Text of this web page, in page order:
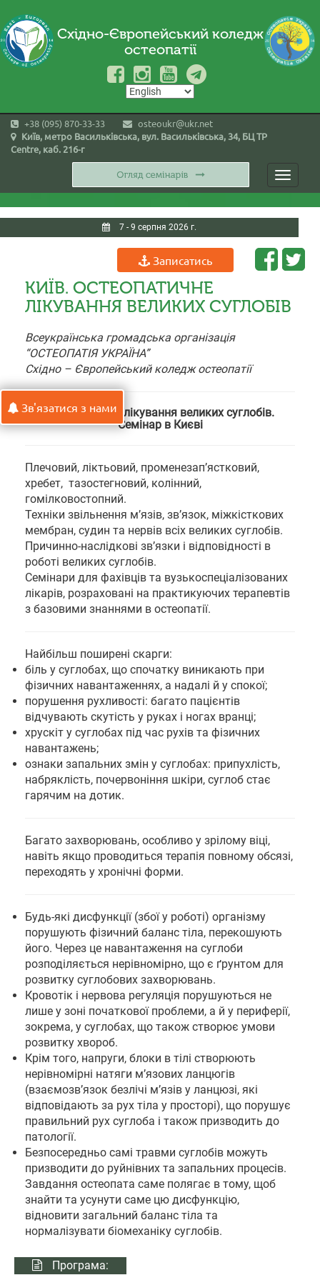
Східно-Європейський коледж
остеопатії
+38 (095) 870-33-33
osteoukr@ukr.net
Київ, метро Васильківська, вул. Васильківська, 34, БЦ TP
Centre, каб. 216-г
Toggle
7 - 9 серпня 2026 г.
Записатись
КИЇВ. ОСТЕОПАТИЧНЕ
ЛІКУВАННЯ ВЕЛИКИХ СУГЛОБІВ
Всеукраїнська громадська організація
“ОСТЕОПАТІЯ УКРАЇНА”
Східно – Європейський коледж остеопатії
Остеопатичне лікування великих суглобів.
Семінар в Києві
Плечовий, ліктьовий, променезап’ястковий,
хребет, тазостегновий, колінний,
гомілковостопний.
Техніки звільнення м’язів, зв’язок, міжкісткових
мембран, судин та нервів всіх великих суглобів.
Причинно-наслідкові зв’язки і відповідності в
роботі великих суглобів.
Семінари для фахівців та вузькоспеціалізованих
лікарів, розраховані на практикуючих терапевтів
з базовими знаннями в остеопатії.
Найбільш поширені скарги:
біль у суглобах, що спочатку виникають при
фізичних навантаженнях, а надалі й у спокої;
порушення рухливості: багато пацієнтів
відчувають скутість у руках і ногах вранці;
хрускіт у суглобах під час рухів та фізичних
навантажень;
ознаки запальних змін у суглобах: припухлість,
набряклість, почервоніння шкіри, суглоб стає
гарячим на дотик.
Багато захворювань, особливо у зрілому віці,
навіть якщо проводиться терапія повному обсязі,
переходять у хронічні форми.
Будь-які дисфункції (збої у роботі) організму
порушують фізичний баланс тіла, перекошують
його. Через це навантаження на суглоби
розподіляється нерівномірно, що є ґрунтом для
розвитку суглобових захворювань.
Кровотік і нервова регуляція порушуються не
лише у зоні початкової проблеми, а й у периферії,
зокрема, у суглобах, що також створює умови
розвитку хвороб.
Крім того, напруги, блоки в тілі створюють
нерівномірні натяги м’язових ланцюгів
(взаємозв’язок безлічі м’язів у ланцюзі, які
відповідають за рух тіла у просторі), що порушує
правильний рух суглоба і також призводить до
патології.
Безпосередньо самі травми суглобів можуть
призводити до руйнівних та запальних процесів.
Завдання остеопата саме полягає в тому, щоб
знайти та усунути саме цю дисфункцію,
відновити загальний баланс тіла та
нормалізувати біомеханіку суглобів.
Програма:
Зв'язатися з нами